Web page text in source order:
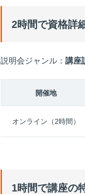
2時間で資格詳
説明会ジャンル： 講座
開催地
オンライン（2時間）
1時間で講座の